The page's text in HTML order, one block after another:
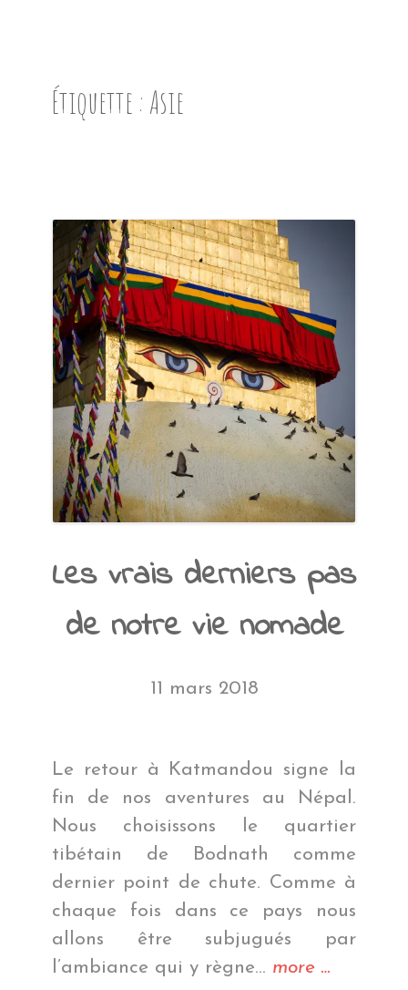
PRÉSENTATION
EN IMAGES
NOS BONNES ADRESSES
Étiquette : Asie
Les vrais derniers pas
de notre vie nomade
11 mars 2018
Le retour à Katmandou signe la
fin de nos aventures au Népal.
Nous choisissons le quartier
tibétain de Bodnath comme
dernier point de chute. Comme à
chaque fois dans ce pays nous
allons être subjugués par
l’ambiance qui y règne… more « Les
…